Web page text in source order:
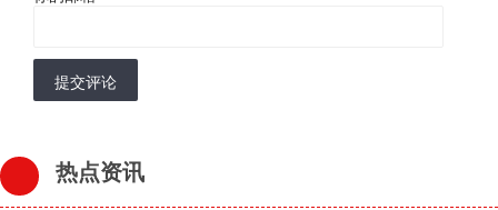
提交评论
热点资讯